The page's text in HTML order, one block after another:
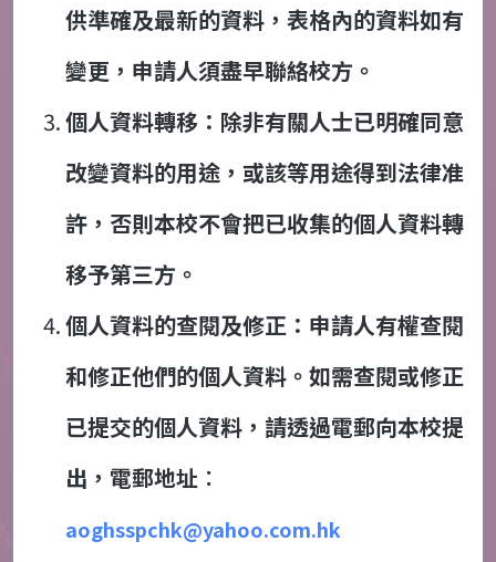
供準確及最新的資料，表格內的資料如有
變更，申請人須盡早聯絡校方。
個人資料轉移：除非有關人士已明確同意
改變資料的用途，或該等用途得到法律准
許，否則本校不會把已收集的個人資料轉
移予第三方。
個人資料的查閱及修正：申請人有權查閱
和修正他們的個人資料。如需查閱或修正
已提交的個人資料，請透過電郵向本校提
出，電郵地址︰
aoghsspchk@yahoo.com.hk